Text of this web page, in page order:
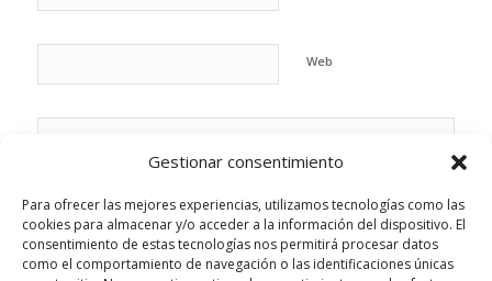
Gestionar consentimiento
Para ofrecer las mejores experiencias, utilizamos tecnologías como las
cookies para almacenar y/o acceder a la información del dispositivo. El
consentimiento de estas tecnologías nos permitirá procesar datos
como el comportamiento de navegación o las identificaciones únicas
Web